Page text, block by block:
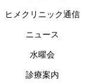
ヒメクリニック通信
ニュース
水曜会
診療案内